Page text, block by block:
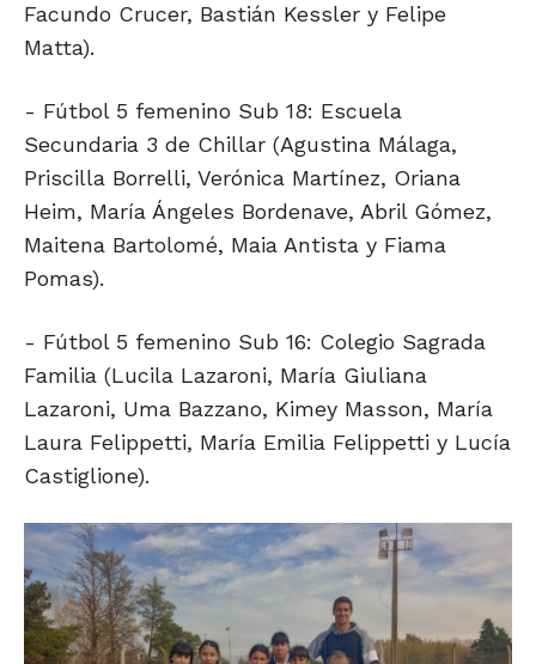
Facundo Crucer, Bastián Kessler y Felipe
Matta).
- Fútbol 5 femenino Sub 18: Escuela
Secundaria 3 de Chillar (Agustina Málaga,
Priscilla Borrelli, Verónica Martínez, Oriana
Heim, María Ángeles Bordenave, Abril Gómez,
Maitena Bartolomé, Maia Antista y Fiama
Pomas).
- Fútbol 5 femenino Sub 16: Colegio Sagrada
Familia (Lucila Lazaroni, María Giuliana
Lazaroni, Uma Bazzano, Kimey Masson, María
Laura Felippetti, María Emilia Felippetti y Lucía
Castiglione).